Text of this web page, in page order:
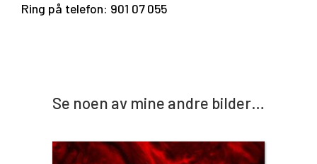
Ring på telefon: 901 07 055
Se noen av mine andre bilder…